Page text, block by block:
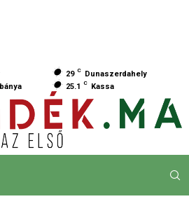
29 C
Dunaszerdahely
25.1 C Kassa